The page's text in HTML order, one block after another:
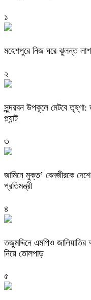
১
মহেশপুরে নিজ ঘরে ঝুলন্ত
২
সুন্দরবন উপকূলে মেটবে তৃষ্ণা:
প্ল্যান্ট
৩
জামিনে মুক্ত’ বেনজীরকে
প্রতিমন্ত্রী
৪
তজুমদ্দিনে এমপিও
নিয়ে তোলপাড়
৫